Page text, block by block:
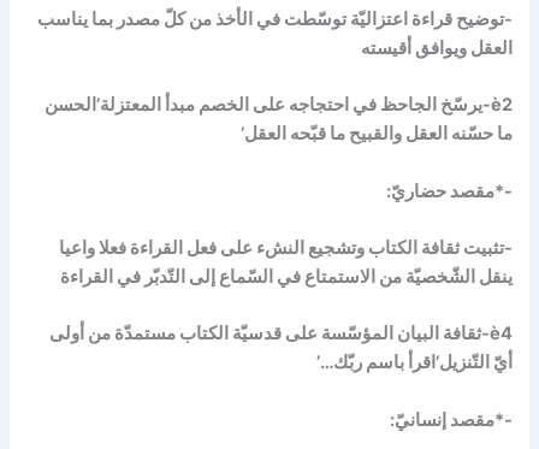
-توضيح قراءة اعتزاليّة توسّطت في الأخذ من كلّ مصدر بما يناسب
العقل ويوافق أقيسته
è2-يرسّخ الجاحظ في احتجاجه على الخصم مبدأ المعتزلة’الحسن
ما حسّنه العقل والقبيح ما قبّحه العقل’
-*مقصد حضاريّ:
-تثبيت ثقافة الكتاب وتشجيع النشء على فعل القراءة فعلا واعيا
ينقل الشّخصيّة من الاستمتاع في السّماع إلى التّدبّر في القراءة
è4-ثقافة البيان المؤسّسة على قدسيّة الكتاب مستمدّة من أولى
أيّ التّنزيل’اقرأ باسم ربّك…’
-*مقصد إنسانيّ: